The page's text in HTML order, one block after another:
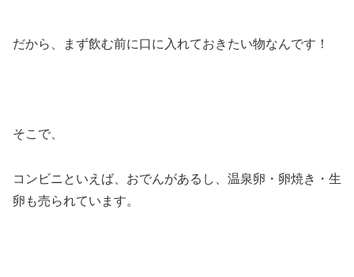
だから、まず飲む前に口に入れておきたい物なんです！
そこで、
コンビニといえば、おでんがあるし、温泉卵・卵焼き・生
卵も売られています。